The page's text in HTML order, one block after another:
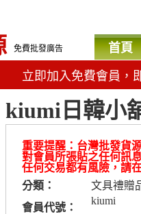
免費批發廣告 首頁
立即加入免費會員，
kiumi日韓小
重要提醒：台灣批發貨
對會員所張貼之任何訊
任何交易都有風險，請
分類：
文具禮贈
會員代號：
kiumi